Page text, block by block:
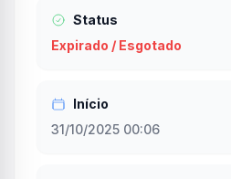
Status
Expirado / Esgotado
Início
31/10/2025 00:06